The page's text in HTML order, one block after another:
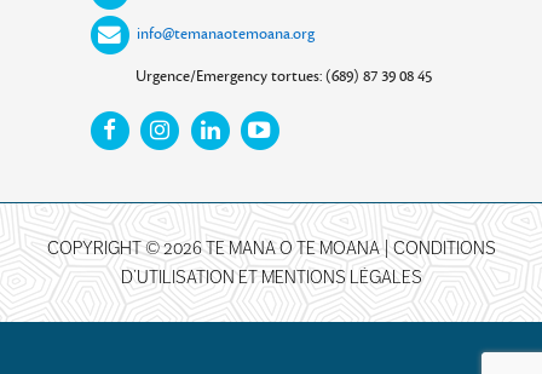
info@temanaotemoana.org
Urgence/Emergency tortues: (689) 87 39 08 45
COPYRIGHT © 2026 TE MANA O TE MOANA |CONDITIONS
D’UTILISATION ET MENTIONS LÉGALES